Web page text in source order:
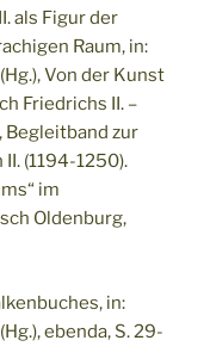
als Figur der
Raum, in:
Von der Kunst
Friedrichs II. –
zur
(1194-1250).
im
Oldenburg,
in:
ebenda, S. 29-